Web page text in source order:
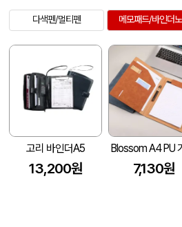
다색펜/멀티펜 메모패드/바인더
고리 바인더A5
13,200원 7,130원